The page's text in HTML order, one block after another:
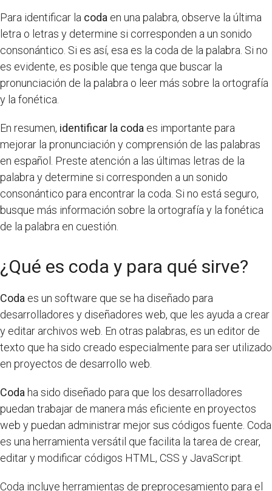
Para identificar la coda en una palabra, observe la última
letra o letras y determine si corresponden a un sonido
consonántico. Si es así, esa es la coda de la palabra. Si no
es evidente, es posible que tenga que buscar la
pronunciación de la palabra o leer más sobre la ortografía
y la fonética.
En resumen, identificar la coda es importante para
mejorar la pronunciación y comprensión de las palabras
en español. Preste atención a las últimas letras de la
palabra y determine si corresponden a un sonido
consonántico para encontrar la coda. Si no está seguro,
busque más información sobre la ortografía y la fonética
de la palabra en cuestión.
¿Qué es coda y para qué sirve?
Coda es un software que se ha diseñado para
desarrolladores y diseñadores web, que les ayuda a crear
y editar archivos web. En otras palabras, es un editor de
texto que ha sido creado especialmente para ser utilizado
en proyectos de desarrollo web.
Coda ha sido diseñado para que los desarrolladores
puedan trabajar de manera más eficiente en proyectos
web y puedan administrar mejor sus códigos fuente. Coda
es una herramienta versátil que facilita la tarea de crear,
editar y modificar códigos HTML, CSS y JavaScript.
Coda incluye herramientas de preprocesamiento para el